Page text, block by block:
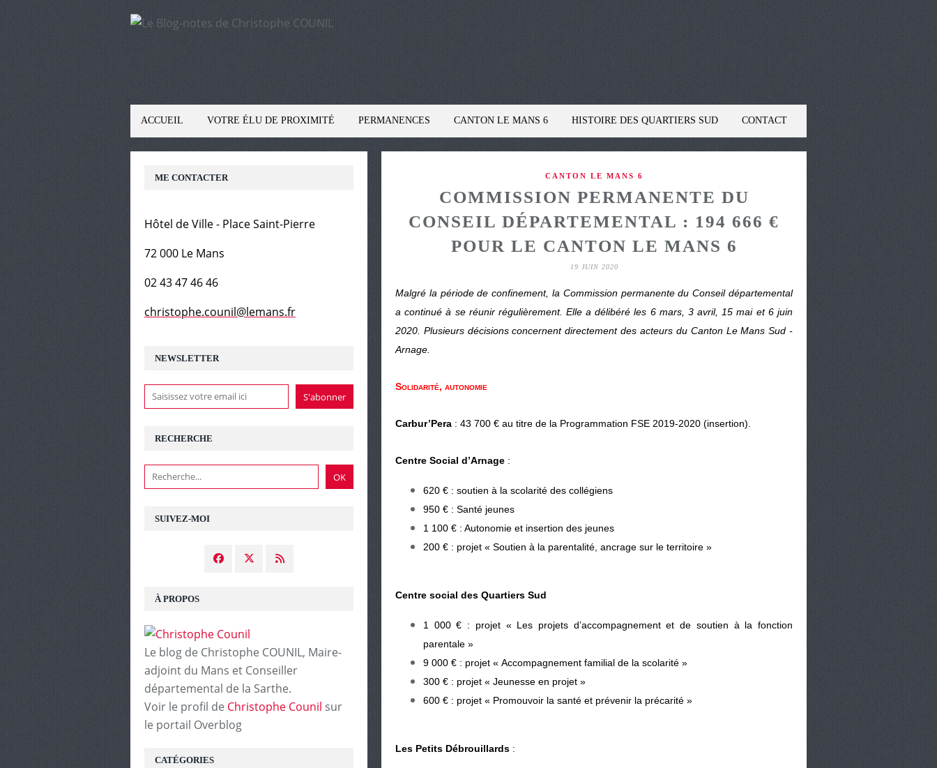
ACCUEIL VOTRE ÉLU DE PROXIMITÉ PERMANENCES CANTON LE MANS 6 HISTOIRE DES QUARTIERS SUD CONTACT
CANTON LE MANS 6
COMMISSION PERMANENTE DU
CONSEIL DÉPARTEMENTAL : 194 666 €
POUR LE CANTON LE MANS 6
19 JUIN 2020
Malgré la période de confinement, la Commission permanente du Conseil départemental
a continué à se réunir régulièrement. Elle a délibéré les 6 mars, 3 avril, 15 mai et 6 juin
2020. Plusieurs décisions concernent directement des acteurs du Canton Le Mans Sud -
Arnage.
Solidarité, autonomie
Carbur’Pera : 43 700 € au titre de la Programmation FSE 2019-2020 (insertion).
Centre Social d’Arnage :
620 € : soutien à la scolarité des collégiens
950 € : Santé jeunes
1 100 € : Autonomie et insertion des jeunes
200 € : projet « Soutien à la parentalité, ancrage sur le territoire »
Centre social des Quartiers Sud
1 000 € : projet « Les projets d’accompagnement et de soutien à la fonction
parentale »
9 000 € : projet « Accompagnement familial de la scolarité »
300 € : projet « Jeunesse en projet »
600 € : projet « Promouvoir la santé et prévenir la précarité »
Les Petits Débrouillards :
NEWSLETTER
SUIVEZ-MOI
RECHERCHE
À PROPOS
Le blog de Christophe COUNIL, Maire-
adjoint du Mans et Conseiller
départemental de la Sarthe.
Voir le profil de Christophe Counil sur
le portail Overblog
CATÉGORIES
ME CONTACTER
Hôtel de Ville - Place Saint-Pierre
72 000 Le Mans
02 43 47 46 46
christophe.counil@lemans.fr